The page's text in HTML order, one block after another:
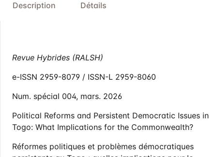
Description Détails
Revue Hybrides (RALSH)
e-ISSN 2959-8079 / ISSN-L 2959-8060
Num. spécial 004, mars. 2026
Political Reforms and Persistent Democratic Issues in
Togo: What Implications for the Commonwealth?
Réformes politiques et problèmes démocratiques